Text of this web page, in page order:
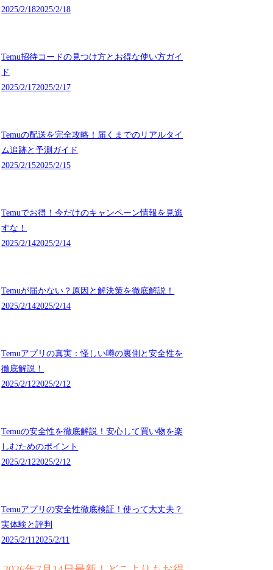
2025/2/182025/2/18
Temu招待コードの見つけ方とお得な使い方ガイ
ド
2025/2/172025/2/17
Temuの配送を完全攻略！届くまでのリアルタイ
ム追跡と予測ガイド
2025/2/152025/2/15
Temuでお得！今だけのキャンペーン情報を見逃
すな！
2025/2/142025/2/14
Temuが届かない？原因と解決策を徹底解説！
2025/2/142025/2/14
Temuアプリの真実：怪しい噂の裏側と安全性を
徹底解説！
2025/2/122025/2/12
Temuの安全性を徹底解説！安心して買い物を楽
しむためのポイント
2025/2/122025/2/12
Temuアプリの安全性徹底検証！使って大丈夫？
実体験と評判
2025/2/112025/2/11